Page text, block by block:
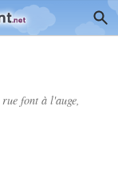
rue font à l'auge,